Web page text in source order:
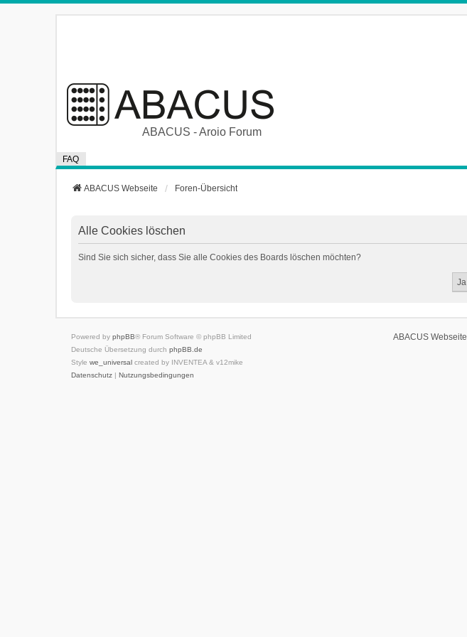
ABACUS - Aroio Forum
FAQ
ABACUS Webseite Foren-Übersicht
Alle Cookies löschen
Sind Sie sich sicher, dass Sie alle Cookies des Boards löschen möchten?
ABACUS Webseite
Powered byphpBB® Forum Software © phpBB Limited
Deutsche Übersetzung durchphpBB.de
Stylewe_universal created by INVENTEA & v12mike
Datenschutz |Nutzungsbedingungen